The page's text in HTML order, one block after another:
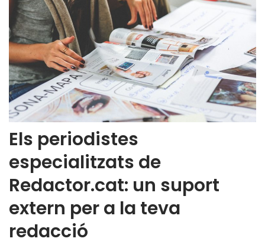
Els periodistes
especialitzats de
Redactor.cat: un suport
extern per a la teva
redacció